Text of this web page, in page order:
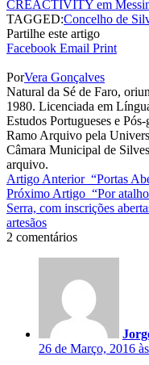
CREACTIVITY em
TAGGED:Concelho de
Partilhe este artigo
Facebook Email Print
PorVera Gonçalves
Natural da Sé de Faro,
1980. Licenciada em
Estudos Portugueses e
Ramo Arquivo pela
Câmara Municipal de
arquivo.
Artigo Anterior “Portas
Próximo Artigo “Por
Serra, com inscrições
artesãos
2 comentários
26 de Março, 2016